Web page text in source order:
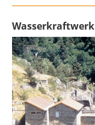
Wasserkraftwerk